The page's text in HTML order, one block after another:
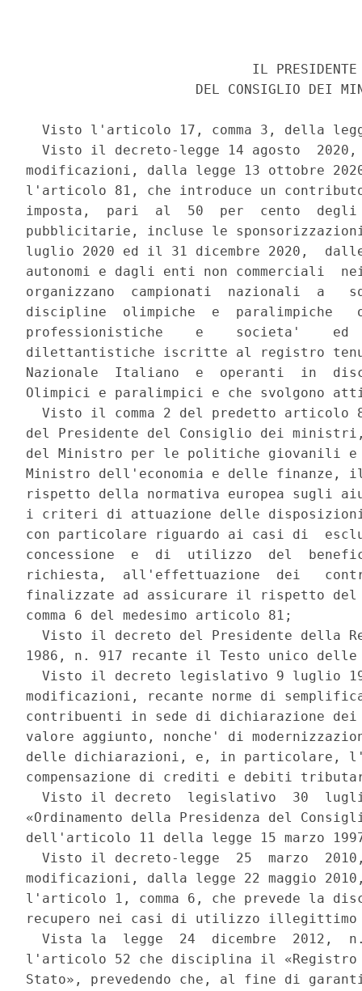
IL
DEL CONSIGLIO DEI
Visto l'articolo 17, comma 3, della
Visto il decreto-legge 14 agosto
modificazioni, dalla legge 13 ottobre
l'articolo 81, che introduce un
imposta,  pari  al  50  per  cento  degli
pubblicitarie, incluse le
luglio 2020 ed il 31 dicembre 2020,
autonomi e dagli enti non commerciali
organizzano  campionati  nazionali  a
discipline  olimpiche  e  paralimpiche
professionistiche    e    societa'    ed
dilettantistiche iscritte al registro
Nazionale  Italiano  e  operanti  in
Olimpici e paralimpici e che svolgono
Visto il comma 2 del predetto articolo
del Presidente del Consiglio dei
del Ministro per le politiche giovanili
Ministro dell'economia e delle
rispetto della normativa europea sugli
i criteri di attuazione delle
con particolare riguardo ai casi di
concessione  e  di  utilizzo  del
richiesta,  all'effettuazione  dei
finalizzate ad assicurare il rispetto
comma 6 del medesimo articolo 81;
Visto il decreto del Presidente della
1986, n. 917 recante il Testo unico
Visto il decreto legislativo 9 luglio
modificazioni, recante norme di
contribuenti in sede di dichiarazione
valore aggiunto, nonche' di
delle dichiarazioni, e, in particolare,
compensazione di crediti e debiti
Visto il decreto  legislativo  30
«Ordinamento della Presidenza del
dell'articolo 11 della legge 15 marzo
Visto il decreto-legge  25  marzo
modificazioni, dalla legge 22 maggio
l'articolo 1, comma 6, che prevede la
recupero nei casi di utilizzo
Vista la  legge  24  dicembre  2012,
l'articolo 52 che disciplina il
Stato», prevedendo che, al fine di